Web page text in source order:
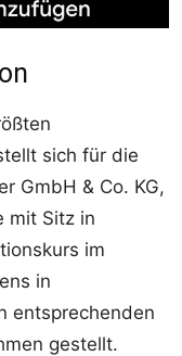
sich für die
GmbH & Co. KG,
mit Sitz in
im
in
entsprechenden
gestellt.